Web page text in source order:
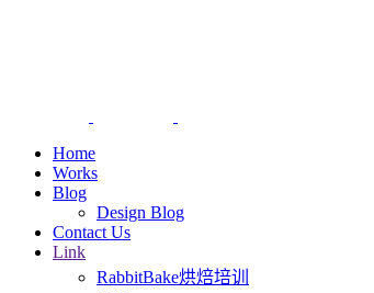
Home
Works
Blog
Design Blog
Contact Us
Link
RabbitBake烘焙培训